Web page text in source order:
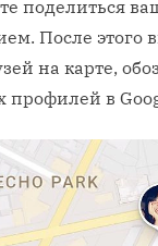
поделиться
После этого
на карте,
профилей в